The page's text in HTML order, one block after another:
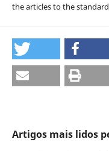
the articles to the
Artigos mais lidos